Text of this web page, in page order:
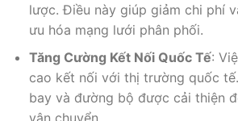
lược. Điều này giúp giảm chi phí
ưu hóa mạng lưới phân phối.
Tăng Cường Kết Nối Quốc Tế:
cao kết nối với thị trường quốc
bay và đường bộ được cải thiện